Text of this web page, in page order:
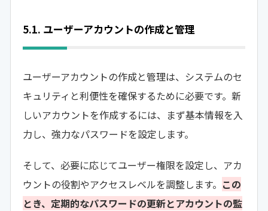
5.1. ユーザーアカウントの作成と管理
ユーザーアカウントの作成と管理は、システムのセ
キュリティと利便性を確保するために必要です。新
しいアカウントを作成するには、まず基本情報を入
力し、強力なパスワードを設定します。
そして、必要に応じてユーザー権限を設定し、アカ
ウントの役割やアクセスレベルを調整します。 この
とき、定期的なパスワードの更新とアカウントの監